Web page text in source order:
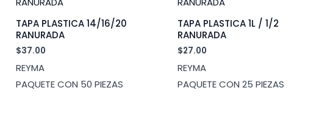
TAPA PLASTICA 14/16/20
RANURADA
$37.00
REYMA
PAQUETE CON 50 PIEZAS
TAPA PLASTICA 1L / 1/2
RANURADA
$27.00
REYMA
PAQUETE CON 25 PIEZAS